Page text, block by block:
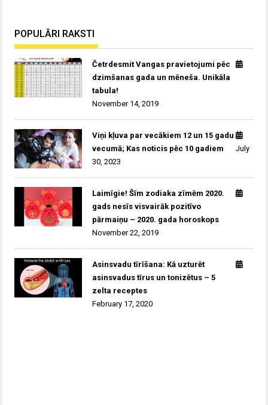
POPULĀRI RAKSTI
Četrdesmit Vangas pravietojumi pēc
dzimšanas gada un mēneša. Unikāla
tabula!
November 14, 2019
Viņi kļuva par vecākiem 12 un 15 gadu
vecumā; Kas noticis pēc 10 gadiem
July
30, 2023
Laimīgie! Šīm zodiaka zīmēm 2020.
gads nesīs visvairāk pozitīvo
pārmaiņu – 2020. gada horoskops
November 22, 2019
Asinsvadu tīrīšana: Kā uzturēt
asinsvadus tīrus un tonizētus – 5
zelta receptes
February 17, 2020